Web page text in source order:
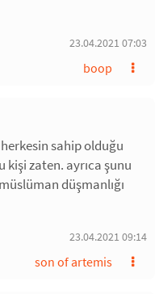
23.04.2021 07:03
boop
sahip olduğu
kişi zaten. ayrıca şunu
düşmanlığı
23.04.2021 09:14
son of artemis